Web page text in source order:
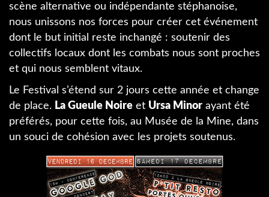
scène alternative ou indépendante stéphanoise,
nous unissons nos forces pour créer cet événement
dont le but initial reste inchangé : soutenir des
collectifs locaux dont les combats nous sont proches
et qui nous semblent vitaux.
Le Festival s’étend sur 2 jours cette année et change
de place. La Gueule Noire et Ursa Minor ayant été
préférés, pour cette fois, au Musée de la Mine, dans
un souci de cohésion avec les projets soutenus.